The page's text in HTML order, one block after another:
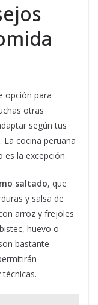
opción para
otras
según tus
La cocina peruana
es la excepción.
saltado, que
y salsa de
arroz y frejoles
huevo o
bastante